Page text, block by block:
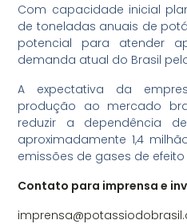
Com capacidade inicial
de toneladas anuais de
potencial para atender
demanda atual do Brasil
A expectativa da
produção ao mercado
reduzir a dependência
aproximadamente 1,4
emissões de gases de efeito
Contato para imprensa e